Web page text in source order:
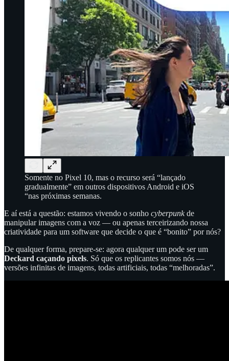
Somente no Pixel 10, mas o recurso será “lançado
gradualmente” em outros dispositivos Android e iOS
“nas próximas semanas.
E aí está a questão: estamos vivendo o sonho cyberpunkde
manipular imagens com a voz — ou apenas terceirizando nossa
criatividade para um software que decide o que é “bonito” por nós?
De qualquer forma, prepare-se: agora qualquer um pode ser um
Deckard caçando pixels. Só que os replicantes somos nós —
versões infinitas de imagens, todas artificiais, todas “melhoradas”.